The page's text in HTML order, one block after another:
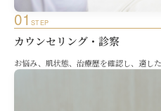
01STEP
カウンセリング・診察
お悩み、肌状態、治療歴を確認し、適し